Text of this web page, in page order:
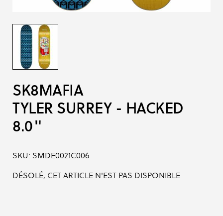
SK8MAFIA
TYLER SURREY - HACKED
8.0''
SKU: SMDE0021C006
DÉSOLÉ, CET ARTICLE N'EST PAS DISPONIBLE